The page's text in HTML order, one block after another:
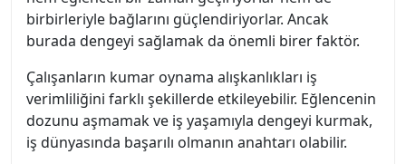
birbirleriyle bağlarını güçlendiriyorlar. Ancak
burada dengeyi sağlamak da önemli birer faktör.
Çalışanların kumar oynama alışkanlıkları iş
verimliliğini farklı şekillerde etkileyebilir. Eğlencenin
dozunu aşmamak ve iş yaşamıyla dengeyi kurmak,
iş dünyasında başarılı olmanın anahtarı olabilir.